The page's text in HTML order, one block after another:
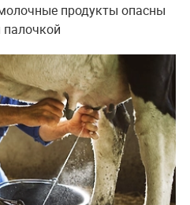
продукты опасны